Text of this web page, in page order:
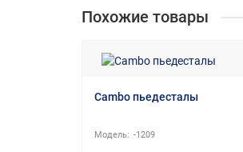
Похожие товары
Cambo пьедесталы
-1209